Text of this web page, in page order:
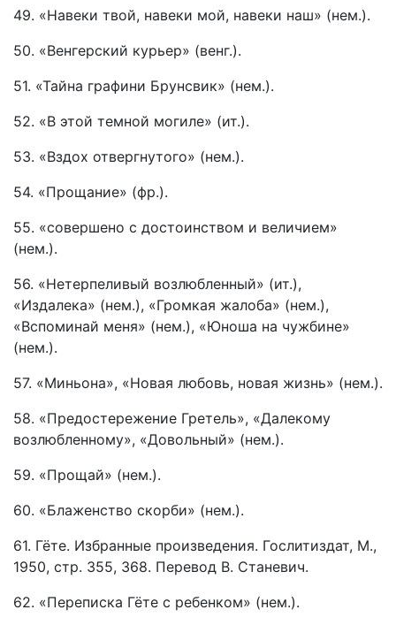
49. «Навеки твой, навеки мой, навеки наш» (нем.).
50. «Венгерский курьер» (венг.).
51. «Тайна графини Брунсвик» (нем.).
52. «В этой темной могиле» (ит.).
53. «Вздох отвергнутого» (нем.).
54. «Прощание» (фр.).
55. «совершено с достоинством и величием»
(нем.).
56. «Нетерпеливый возлюбленный» (ит.),
«Издалека» (нем.), «Громкая жалоба» (нем.),
«Вспоминай меня» (нем.), «Юноша на чужбине»
(нем.).
57. «Миньона», «Новая любовь, новая жизнь» (нем.).
58. «Предостережение Гретель», «Далекому
возлюбленному», «Довольный» (нем.).
59. «Прощай» (нем.).
60. «Блаженство скорби» (нем.).
61. Гёте. Избранные произведения. Гослитиздат, М.,
1950, стр. 355, 368. Перевод В. Станевич.
62. «Переписка Гёте с ребенком» (нем.).